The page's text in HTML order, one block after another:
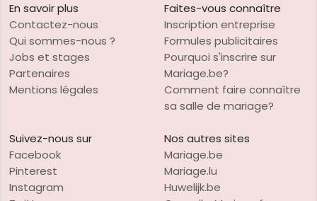
En savoir plus
Contactez-nous
Qui sommes-nous ?
Jobs et stages
Partenaires
Mentions légales
Faites-vous connaître
Inscription entreprise
Formules publicitaires
Pourquoi s'inscrire sur
Mariage.be?
Comment faire connaître
sa salle de mariage?
Suivez-nous sur
Facebook
Pinterest
Instagram
Nos autres sites
Mariage.be
Mariage.lu
Huwelijk.be